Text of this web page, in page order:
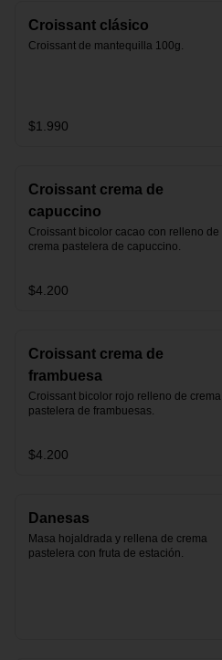
Croissant clásico
Croissant de mantequilla 100g.
$1.990
Croissant crema de
capuccino
Croissant bicolor cacao con relleno de
crema pastelera de capuccino.
$4.200
Croissant crema de
frambuesa
Croissant bicolor rojo relleno de crema
pastelera de frambuesas.
$4.200
Danesas
Masa hojaldrada y rellena de crema
pastelera con fruta de estación.